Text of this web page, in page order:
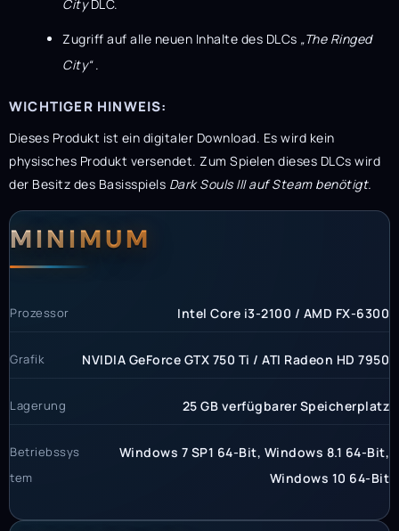
CityDLC.
Zugriff auf alle neuen Inhalte des DLCs „The Ringed
City“.
WICHTIGER HINWEIS:
Dieses Produkt ist ein digitaler Download. Es wird kein
physisches Produkt versendet. Zum Spielen dieses DLCs wird
der Besitz des Basisspiels Dark Souls III auf Steam benötigt.
MINIMUM
Prozessor Intel Core i3-2100 / AMD FX-6300
Grafik NVIDIA GeForce GTX 750 Ti / ATI Radeon HD 7950
Lagerung 25 GB verfügbarer Speicherplatz
Betriebssys
tem
Windows 7 SP1 64-Bit, Windows 8.1 64-Bit,
Windows 10 64-Bit